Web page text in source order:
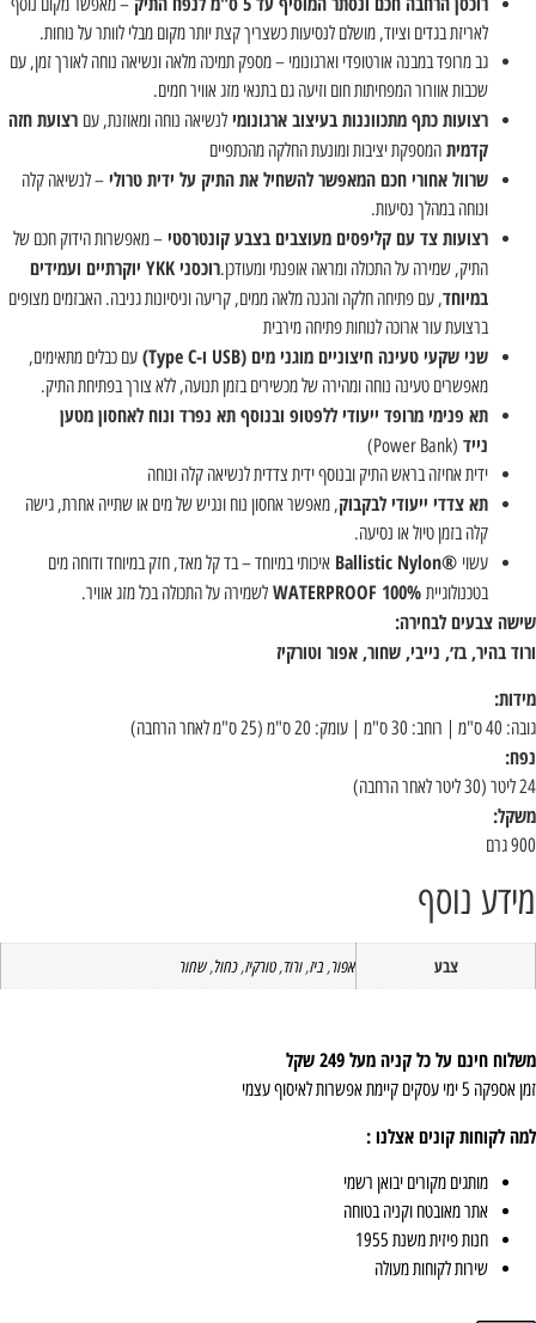
לאריזת בגדים וציוד, מושלם לנסיעות כשצריך קצת יותר מקום מבלי לוותר על נוחות.
גב מרופד במבנה אורטופדי וארגונומי – מספק תמיכה מלאה ונשיאה נוחה לאורך זמן, עם
שכבות אוורור המפחיתות חום וזיעה גם בתנאי מזג אוויר חמים.
רצועות כתף מתכווננות בעיצוב ארגונומילנשיאה נוחה ומאוזנת, עםרצועת חזה
קדמיתהמספקת יציבות ומונעת החלקה מהכתפיים
שרוול אחורי חכם המאפשר להשחיל את התיק על ידית טרולי– לנשיאה קלה
ונוחה במהלך נסיעות.
רצועות צד עם קליפסים מעוצבים בצבע קונטרסטי– מאפשרות הידוק חכם של
התיק, שמירה על התכולה ומראה אופנתי ומעודכן.רוכסניYKKיוקרתיים ועמידים
במיוחד, עם פתיחה חלקה והגנה מלאה ממים, קריעה וניסיונות גניבה. האבזמים מצופים
ברצועת עור ארוכה לנוחות פתיחה מירבית
שני שקעי טעינה חיצוניים מוגני מים(USB ו-Type C)
עם כבלים מתאימים,
מאפשרים טעינה נוחה ומהירה של מכשירים בזמן תנועה, ללא צורך בפתיחת התיק.
תא פנימי מרופד ייעודי ללפטופ ובנוסף תא נפרד ונוח לאחסון מטען
נייד(Power Bank)
ידית אחיזה בראש התיק ובנוסף ידית צדדית לנשיאה קלה ונוחה
תא צדדי ייעודי לבקבוק, מאפשר אחסון נוח ונגיש של מים או שתייה אחרת, גישה
קלה בזמן טיול או נסיעה.
עשוי®Ballistic Nylon
איכותי במיוחד – בד קל מאד, חזק במיוחד ודוחה מים
בטכנולוגיית100% WATERPROOF לשמירה על התכולה בכל מזג אוויר.
צבעים לבחירה:
בהיר, בז׳, נייבי, שחור, אפור וטורקיז
20 ס"מ (25 ס"מ לאחר הרחבה)
נוסף
צבע אפור,ביז,ורוד,טורקיז,כחול,שחור
חינם על כל קניה מעל 249 שקל
ימי עסקים קיימת אפשרות לאיסוף עצמי
לקוחות קונים אצלנו :
מותגים מקורים יבואן רשמי
אתר מאובטח וקניה בטוחה
חנות פיזית משנת 1955
שירות לקוחות מעולה